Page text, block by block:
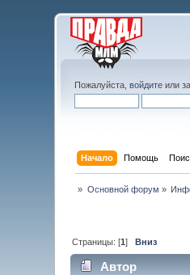
Пожалуйста,войдите или
Начало Помощь
» Основной форум »
Страницы: [1]Вниз
Автор